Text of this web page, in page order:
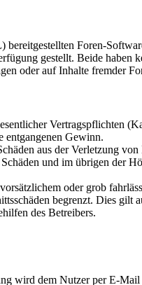
bereitgestellten Foren-
gestellt. Beide
oder auf Inhalte fremder
Vertragspflichten
entgangenen Gewinn.
aus der Verletzung
und im übrigen der
oder grob
begrenzt. Dies gilt
des Betreibers.
wird dem Nutzer per E-